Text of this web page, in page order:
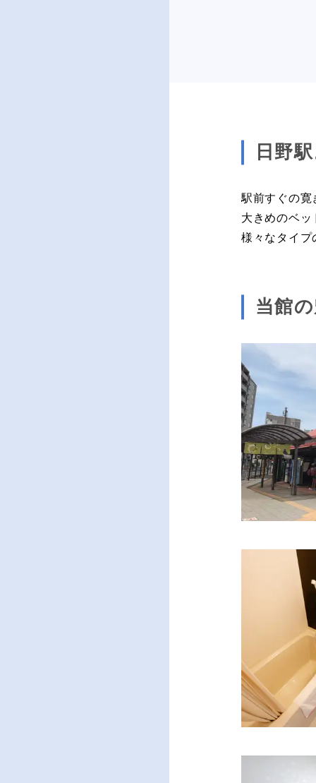
日野
駅前すぐの寛
大きめのベッ
様々なタイプ
当館